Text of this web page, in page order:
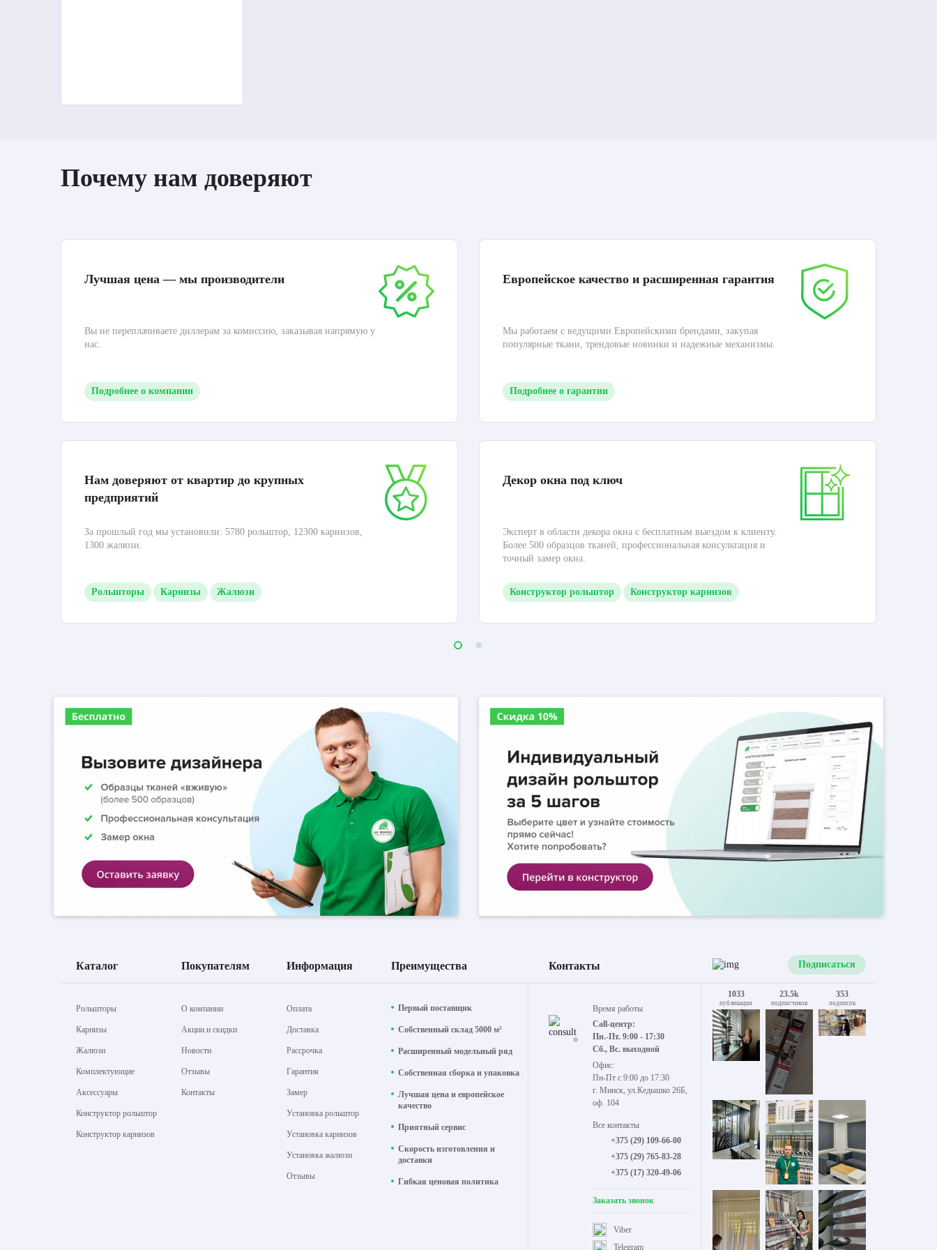
Почему нам доверяют
Лучшая цена — мы производители
Вы не переплачиваете диллерам за комиссию, заказывая напрямую у
нас.
Подробнее о компании
Нам доверяют от квартир до крупных
предприятий
За прошлый год мы установили: 5780 рольштор, 12300 карнизов,
1300 жалюзи.
Рольшторы Карнизы Жалюзи
Европейское качество и расширенная гарантия
Мы работаем с ведущими Европейскими брендами, закупая
популярные ткани, трендовые новинки и надежные механизмы.
Подробнее о гарантии
Декор окна под ключ
Эксперт в области декора окна с бесплатным выездом к клиенту.
Более 500 образцов тканей, профессиональная консультация и
точный замер окна.
Конструктор рольштор Конструктор карнизов
Каталог Покупателям Информация Преимущества
Рольшторы
Карнизы
Жалюзи
Комплектующие
Аксессуары
Конструктор рольштор
Конструктор карнизов
О компании
Акции и скидки
Новости
Отзывы
Контакты
Оплата
Доставка
Рассрочка
Гарантия
Замер
Установка рольштор
Установка карнизов
Установка жалюзи
Отзывы
Первый поставщик
Собственный склад 5000 м²
Расширенный модельный ряд
Собственная сборка и упаковка
Лучшая цена и европейское
качество
Приятный сервис
Скорость изготовления и
доставки
Гибкая ценовая политика
Контакты
Время работы
Call-центр:
Пн.-Пт. 9:00 - 17:30
Сб., Вс. выходной
Офис:
Пн-Пт с 9:00 до 17:30
г. Минск, ул.Кедышко 26Б,
оф. 104
Все контакты
+375 (29) 109-66-00
+375 (29) 765-83-28
+375 (17) 320-49-06
Заказать звонок
Viber
Telegram
Подписаться
1033
публикации
23.5k
подписчиков
353
подписок